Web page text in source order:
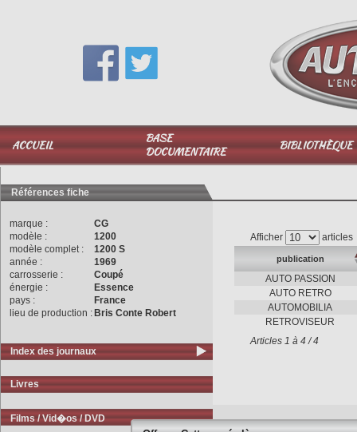
ACCUEIL
BASE
DOCUMENTAIRE
BIBLIOTHÈQUE
06 51 040 025
Références fiche
marque :
CG
modèle :
1200
modèle complet :
1200 S
année :
1969
carrosserie :
Coupé
énergie :
Essence
pays :
France
lieu de production : Bris Conte Robert
Index des journaux
Livres
Films / Vid�os / DVD
Afficher articles
publication
AUTO PASSION
AUTO RETRO
AUTOMOBILIA
RETROVISEUR
Articles 1 à 4 / 4